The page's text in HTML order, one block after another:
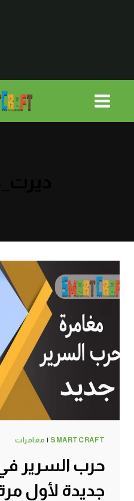
SMARTCRAFT
| مغامرات
حرب السرير
جديدة لأول